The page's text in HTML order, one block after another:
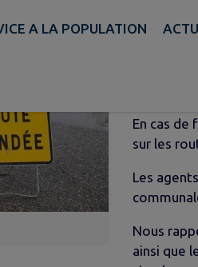
pageA LA POPULATION
Publié le
En cas
sur les
Les
Nous
ainsi que